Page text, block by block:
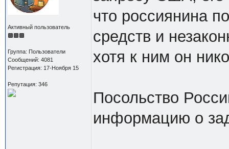
Активный пользователь
Группа: Пользователи
Сообщений: 4081
Регистрация: 17-Ноября 15
Репутация: 346
что россиянина
средств и
хотя к ним он
Посольство
информацию о